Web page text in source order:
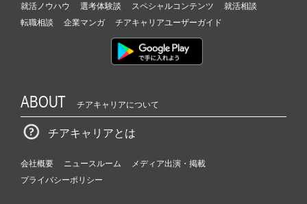
就活ノウハウ 選考体験談 スペシャルコンテンツ
就活相談
転職相談
企業マンガ チアキャリアユーザーガイド
ABOUT チアキャリアについて
チアキャリアとは
会社概要 ニュースルーム
メディア出演・掲載
プライバシーポリシー